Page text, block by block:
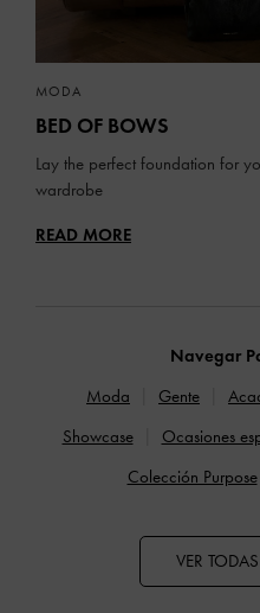
MODA
BED OF BOWS
Lay the perfect foundation for
wardrobe
READ MORE
Navegar
Moda
Gente
Showcase
Ocasiones
Colección Purpose
VER